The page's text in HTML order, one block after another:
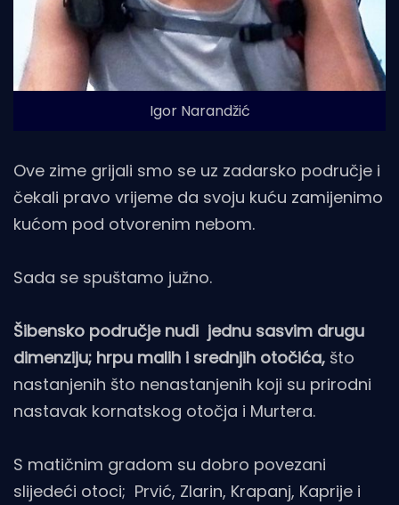
Igor Narandžić
Ove zime grijali smo se uz zadarsko područje i
čekali pravo vrijeme da svoju kuću zamijenimo
kućom pod otvorenim nebom.
Sada se spuštamo južno.
Šibensko područje nudi jednu sasvim drugu
dimenziju; hrpu malih i srednjih otočića, što
nastanjenih što nenastanjenih koji su prirodni
nastavak kornatskog otočja i Murtera.
S matičnim gradom su dobro povezani
slijedeći otoci; Prvić, Zlarin, Krapanj, Kaprije i